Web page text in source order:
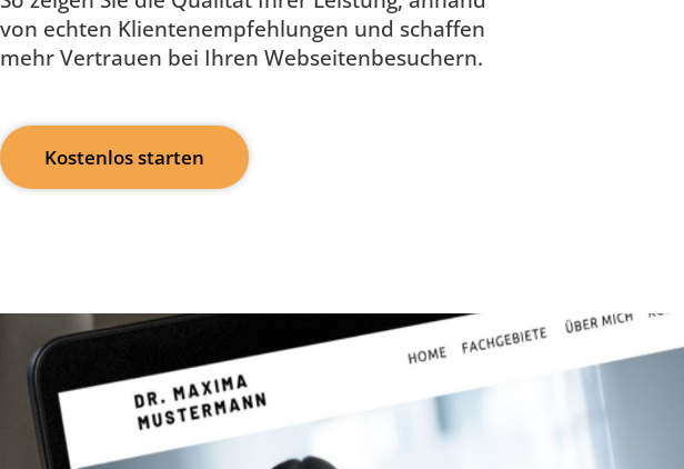
von echten Klientenempfehlungen und schaffen
mehr Vertrauen bei Ihren Webseitenbesuchern.
Kostenlos starten